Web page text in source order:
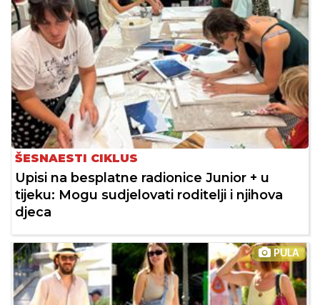
ŠESNAESTI CIKLUS
Upisi na besplatne radionice Junior + u
tijeku: Mogu sudjelovati roditelji i njihova
djeca
PULA